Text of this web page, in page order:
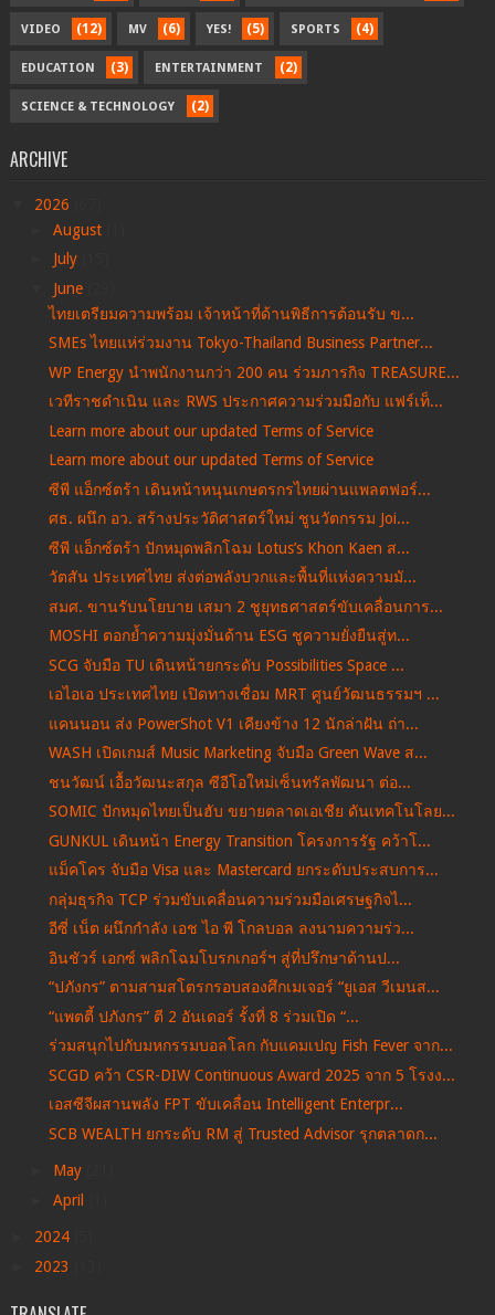
VIDEO (12) MV (6) YES! (5) SPORTS (4)
EDUCATION (3) ENTERTAINMENT (2)
SCIENCE & TECHNOLOGY (2)
ARCHIVE
2026
August
July
June
ไทยเตรียมความพร้อม เจ้าหน้าที่ด้านพิธีการต้อนรับ ข...
SMEs ไทยแห่ร่วมงาน Tokyo-Thailand Business Partner...
WP Energy นำพนักงานกว่า 200 คน ร่วมภารกิจ TREASURE...
เวทีราชดำเนิน และ RWS ประกาศความร่วมมือกับ แฟร์เท็...
Learn more about our updated Terms of Service
Learn more about our updated Terms of Service
ซีพี แอ็กซ์ตร้า เดินหน้าหนุนเกษตรกรไทยผ่านแพลตฟอร์...
ศธ. ผนึก อว. สร้างประวัติศาสตร์ใหม่ ชูนวัตกรรม Joi...
ซีพี แอ็กซ์ตร้า ปักหมุดพลิกโฉม Lotus’s Khon Kaen ส...
วัตสัน ประเทศไทย ส่งต่อพลังบวกและพื้นที่แห่งความมั...
สมศ. ขานรับนโยบาย เสมา 2 ชูยุทธศาสตร์ขับเคลื่อนการ...
MOSHI ตอกย้ำความมุ่งมั่นด้าน ESG ชูความยั่งยืนสู่ท...
SCG จับมือ TU เดินหน้ายกระดับ Possibilities Space ...
เอไอเอ ประเทศไทย เปิดทางเชื่อม MRT ศูนย์วัฒนธรรมฯ ...
แคนนอน ส่ง PowerShot V1 เคียงข้าง 12 นักล่าฝัน ถ่า...
WASH เปิดเกมส์ Music Marketing จับมือ Green Wave ส...
ชนวัฒน์ เอื้อวัฒนะสกุล ซีอีโอใหม่เซ็นทรัลพัฒนา ต่อ...
SOMIC ปักหมุดไทยเป็นฮับ ขยายตลาดเอเชีย ดันเทคโนโลย...
GUNKUL เดินหน้า Energy Transition โครงการรัฐ คว้าโ...
แม็คโคร จับมือ Visa และ Mastercard ยกระดับประสบการ...
กลุ่มธุรกิจ TCP ร่วมขับเคลื่อนความร่วมมือเศรษฐกิจไ...
อีซี่ เน็ต ผนึกกำลัง เอช ไอ พี โกลบอล ลงนามความร่ว...
อินชัวร์ เอกซ์ พลิกโฉมโบรกเกอร์ฯ สู่ที่ปรึกษาด้านป...
“ปภังกร” ตามสามสโตรกรอบสองศึกเมเจอร์ “ยูเอส วีเมนส...
“แพตตี้ ปภังกร” ตี 2 อันเดอร์ รั้งที่ 8 ร่วมเปิด “...
ร่วมสนุกไปกับมหกรรมบอลโลก กับแคมเปญ Fish Fever จาก...
SCGD คว้า CSR-DIW Continuous Award 2025 จาก 5 โรงง...
เอสซีจีผสานพลัง FPT ขับเคลื่อน Intelligent Enterpr...
SCB WEALTH ยกระดับ RM สู่ Trusted Advisor รุกตลาดก...
May
April
2024
2023